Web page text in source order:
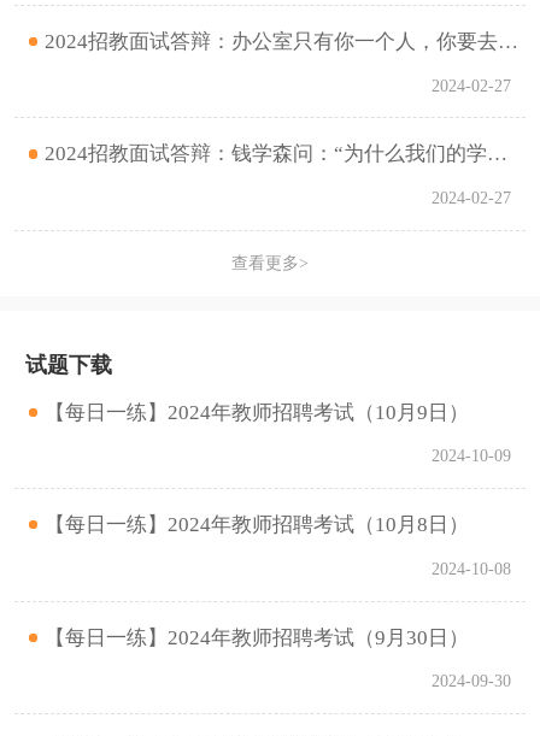
2024招教面试答辩：办公室只有你一个人，你要去上课，这时有个家长来闹事，说高年级的孩子欺负他的孩子，你怎么办？
2024-02-27
2024招教面试答辩：钱学森问：“为什么我们的学校总是培养不出杰出人才？”谈谈你的感受。
2024-02-27
查看更多>
试题下载
【每日一练】2024年教师招聘考试（10月9日）
2024-10-09
【每日一练】2024年教师招聘考试（10月8日）
2024-10-08
【每日一练】2024年教师招聘考试（9月30日）
2024-09-30